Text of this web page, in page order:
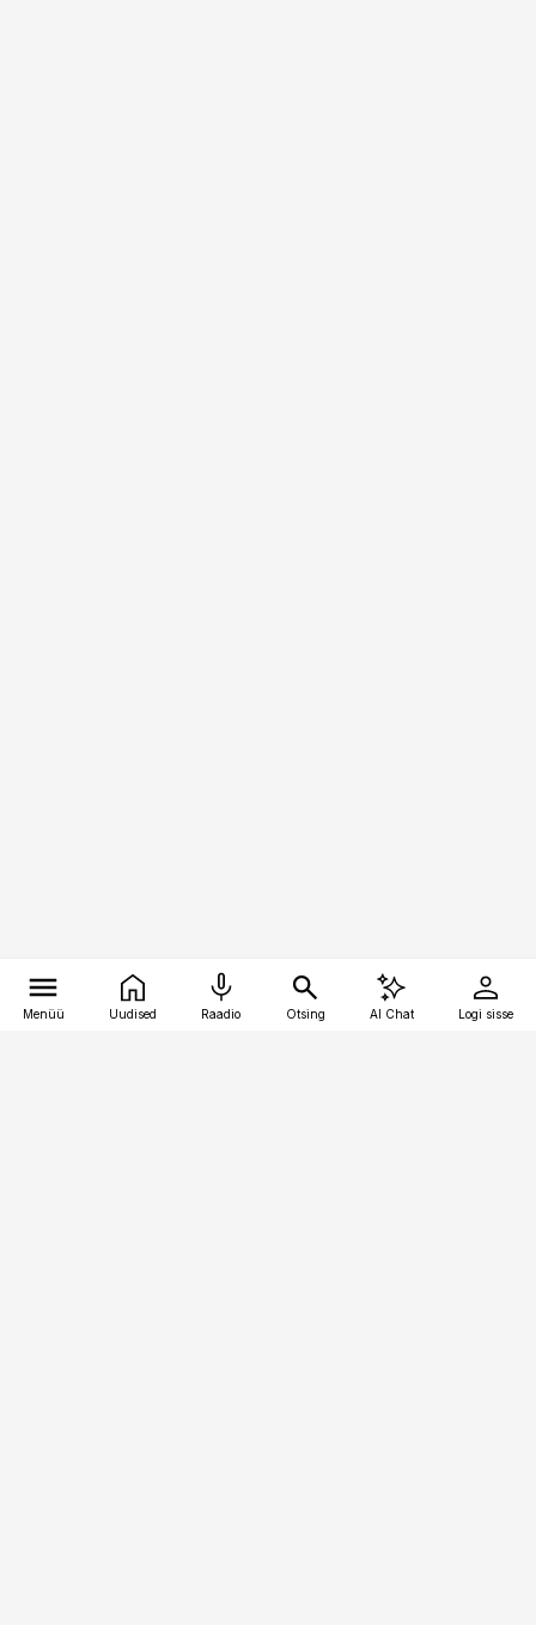
Menüü Uudised Raadio Otsing AI Chat Logi sisse